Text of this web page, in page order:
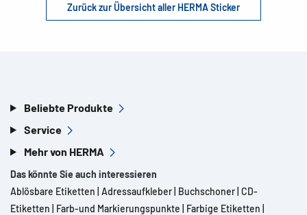
Zurück zur Übersicht aller HERMA Sticker
Beliebte Produkte
Service
Mehr von HERMA
Das könnte Sie auch interessieren
Ablösbare Etiketten Adressaufkleber Buchschoner CD-
Etiketten
Farb-und Markierungspunkte Farbige Etiketten